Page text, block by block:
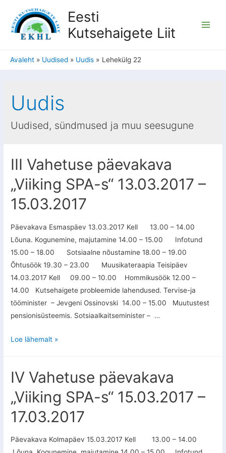
Eesti
Kutsehaigete Liit
Avaleht Uudised Uudis Lehekülg 22
Uudis
Uudised, sündmused ja muu seesugune
III Vahetuse päevakava
„Viiking SPA-s“ 13.03.2017 –
15.03.2017
Päevakava Esmaspäev 13.03.2017 Kell 13.00 – 14.00
Lõuna. Kogunemine, majutamine 14.00 – 15.00 Infotund
15.00 – 18.00 Sotsiaalne nõustamine 18.00 – 19.00
Õhtusöök 19.30 – 23.00 Muusikateraapia Teisipäev
14.03.2017 Kell 09.00 – 10.00 Hommikusöök 12.00 –
14.00 Kutsehaigete probleemide lahendused. Tervise-ja
tööminister – Jevgeni Ossinovski 14.00 – 15.00 Muutustest
pensionisüsteemis. Sotsiaalkaitseminister – …
Loe lähemalt »
IV Vahetuse päevakava
„Viiking SPA-s“ 15.03.2017 –
17.03.2017
Päevakava Kolmapäev 15.03.2017 Kell 13.00 – 14.00